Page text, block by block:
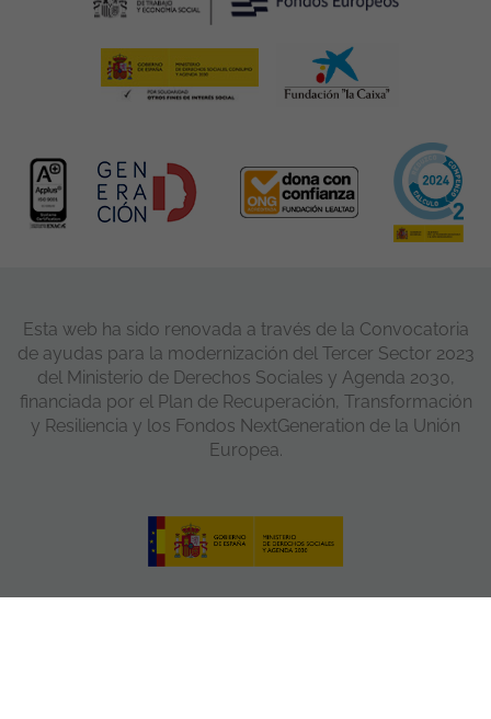
Esta web ha sido renovada a través de la Convocatoria
de ayudas para la modernización del Tercer Sector 2023
del Ministerio de Derechos Sociales y Agenda 2030,
financiada por el Plan de Recuperación, Transformación
y Resiliencia y los Fondos NextGeneration de la Unión
Europea.